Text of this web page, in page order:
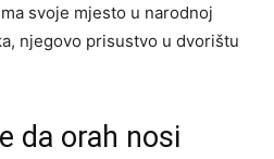
svoje mjesto u narodnoj
njegovo prisustvo u dvorištu
da orah nosi